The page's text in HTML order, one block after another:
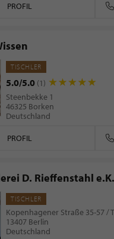
PROFIL
TISCHLER
5.0/5.0 (1)
Steenbekke 1
46325 Borken
Deutschland
PROFIL
D. Rieffenstahl e.K.
TISCHLER
Kopenhagener Straße 35-57 /
13407 Berlin
Deutschland